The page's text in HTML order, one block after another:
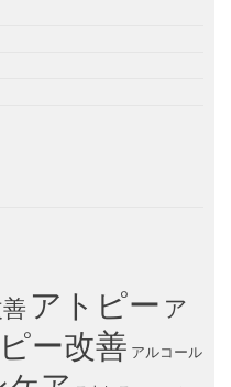
アトピー ア
ー改善 アルコール